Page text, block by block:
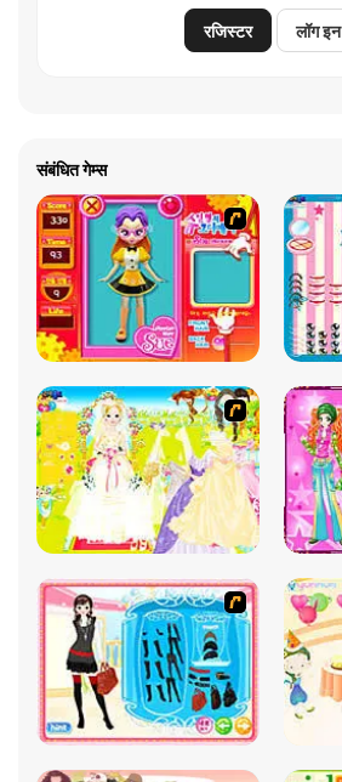
रजिस्टर लॉग इन
संबंधित गेम्स